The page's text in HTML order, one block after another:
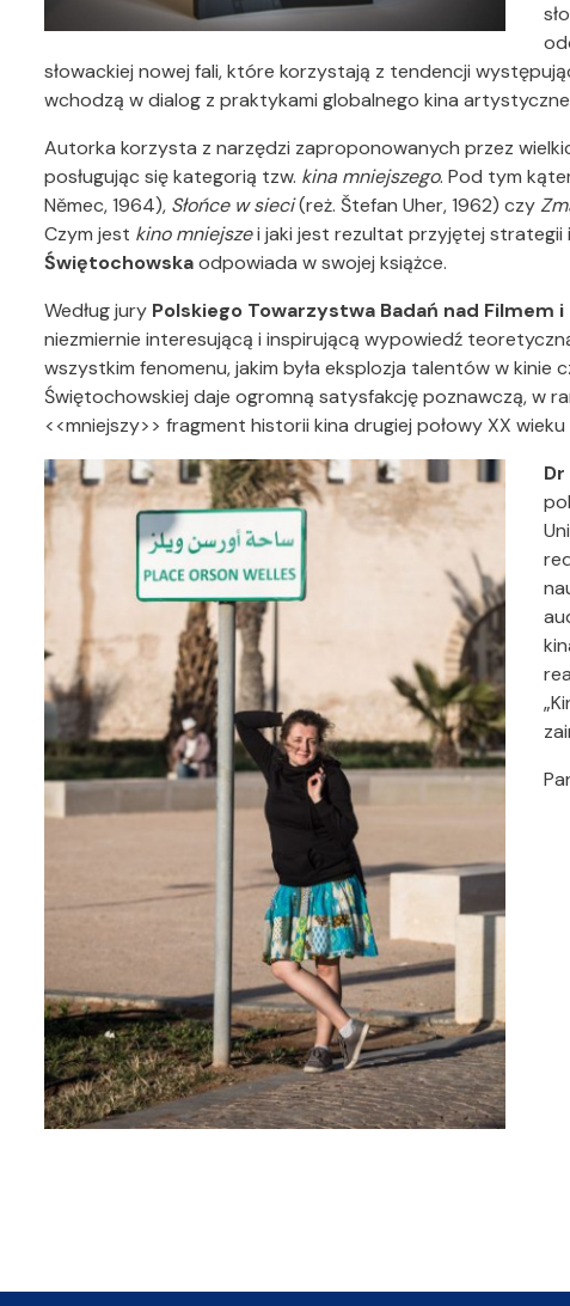
słowackiej nowej fali, które korzystają z tendencji
wchodzą w dialog z praktykami globalnego kina
Autorka korzysta z narzędzi zaproponowanych przez
posługując się kategorią tzw. kina mniejszego. Pod tym
Němec, 1964), Słońce w sieci(reż. Štefan Uher, 1962) czy
Czym jest kino mniejszei jaki jest rezultat przyjętej strategii
Świętochowskaodpowiada w swojej książce.
Według jury Polskiego Towarzystwa Badań nad Filmem
niezmiernie interesującą i inspirującą wypowiedź
wszystkim fenomenu, jakim była eksplozja talentów w kinie
Świętochowskiej daje ogromną satysfakcję poznawczą, w
<<mniejszy>> fragment historii kina drugiej połowy XX